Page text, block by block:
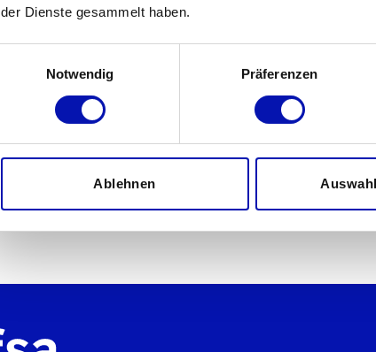
der Dienste gesammelt haben.
Notwendig
Präferenzen
Ablehnen